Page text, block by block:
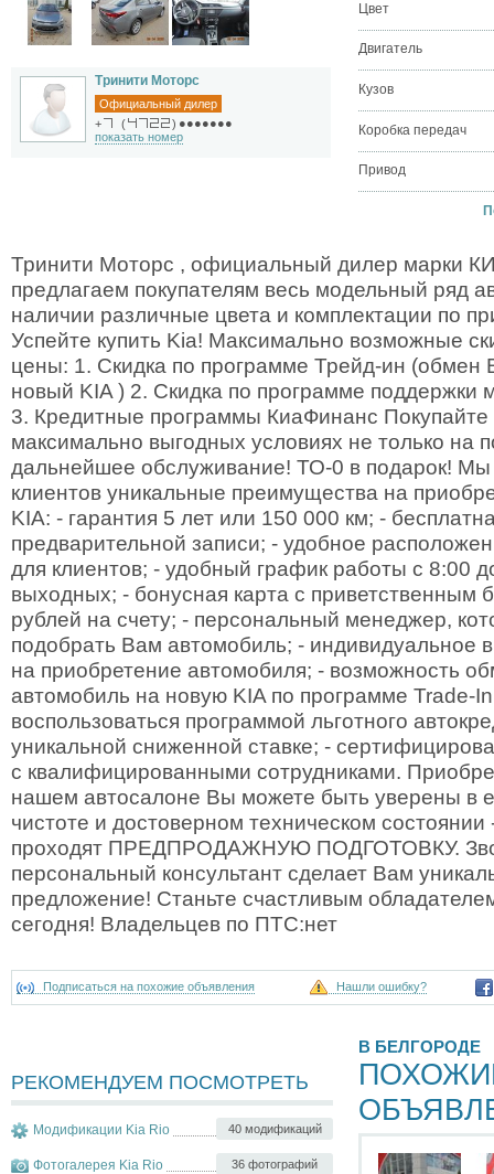
Тринити Моторс
Официальный дилер
+
( ) ●●●●●●●
показать номер
Цвет
Двигатель
Кузов
Коробка передач
Привод
Тринити Моторс , официальный дилер марки
предлагаем покупателям весь модельный ряд
наличии различные цвета и комплектации по
Успейте купить Kia! Максимально возможные
цены: 1. Скидка по программе Трейд-ин (обмен
новый KIA ) 2. Скидка по программе поддержки
3. Кредитные программы КиаФинанс
максимально выгодных условиях не только на
дальнейшее обслуживание! ТО-0 в подарок!
клиентов уникальные преимущества на
KIA: - гарантия 5 лет или 150 000 км; -
предварительной записи; - удобное
для клиентов; - удобный график работы с 8:00
выходных; - бонусная карта с приветственным
рублей на счету; - персональный менеджер,
подобрать Вам автомобиль; - индивидуальное
на приобретение автомобиля; - возможность
автомобиль на новую KIA по программе Trade-
воспользоваться программой льготного
уникальной сниженной ставке; -
с квалифицированными сотрудниками.
нашем автосалоне Вы можете быть уверены в
чистоте и достоверном техническом
проходят ПРЕДПРОДАЖНУЮ ПОДГОТОВКУ.
персональный консультант сделает Вам
предложение! Станьте счастливым
сегодня! Владельцев по ПТС:нет
Подписаться на похожие объявления Нашли ошибку?
РЕКОМЕНДУЕМ ПОСМОТРЕТЬ
40 модификаций
Модификации Kia Rio
36 фотографий
Фотогалерея Kia Rio
В БЕЛГОРОДЕ